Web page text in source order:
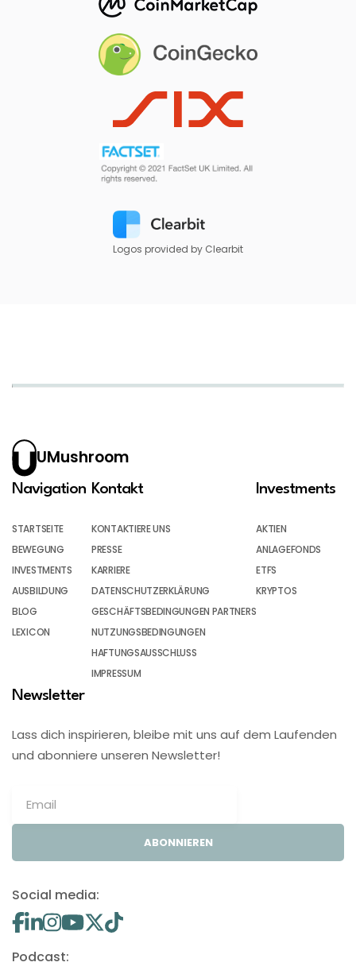
Logos provided by Clearbit
UMushroom
Navigation
STARTSEITE
BEWEGUNG
INVESTMENTS
AUSBILDUNG
BLOG
LEXICON
Kontakt
KONTAKTIERE UNS
PRESSE
KARRIERE
DATENSCHUTZERKLÄRUNG
GESCHÄFTSBEDINGUNGEN PARTNERS
NUTZUNGSBEDINGUNGEN
HAFTUNGSAUSSCHLUSS
IMPRESSUM
Investments
AKTIEN
ANLAGEFONDS
ETFS
KRYPTOS
Newsletter
Lass dich inspirieren, bleibe mit uns auf dem Laufenden
und abonniere unseren Newsletter!
ABONNIEREN
Social media:
Podcast: